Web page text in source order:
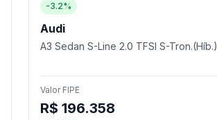
-3.2%
Audi
A3 Sedan S-Line 2.0 TFSI S-Tron.(Híb.)
Valor FIPE
R$ 196.358